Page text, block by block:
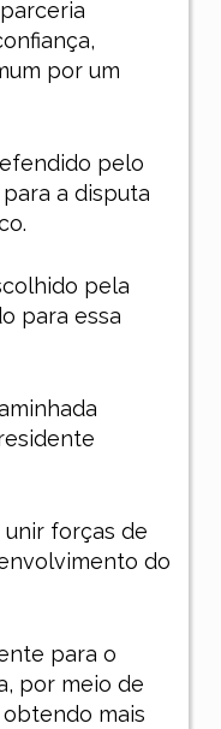
por um
pelo
a disputa
pela
para essa
forças de
do
para o
por meio de
mais